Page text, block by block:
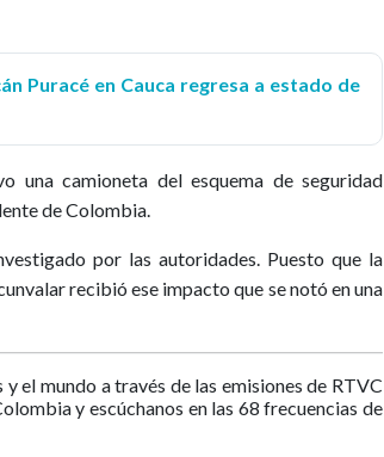
Puracé en Cauca regresa a estado de
una camioneta del esquema de seguridad
de Colombia.
por las autoridades. Puesto que la
recibió ese impacto que se notó en una
el mundo a través de las emisiones de RTVC
y escúchanos en las 68 frecuencias de